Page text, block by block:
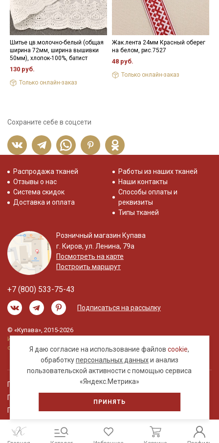
Шитье цв.молочно-белый (общая
ширина 72мм, ширина вышивки
50мм), хлопок-100%, батист
130 руб.
Только онлайн-заказ
Жак.лента 24мм Красный оберег
на белом, рис.7527
48 руб.
Только онлайн-заказ
Сохраните себе в соцсети
Я даю согласие на использование файловcookie,
обработкуперсональных данныхи анализ
пользовательской активности с помощью сервиса
«Яндекс.Метрика»
ПРИНЯТЬ
Распродажа тканей
Отзывы о нас
Система скидок
Доставка и оплата
Работы из наших тканей
Наши контакты
Способы оплаты и
реквизиты
Типы тканей
Розничный магазин Купава
г. Киров, ул. Ленина, 79а
Посмотреть на карте
Построить маршрут
+7 (800) 533-75-43
Подписаться на рассылку
© «Купава», 2015-2026
Информация на сайте не является публичной
офертой.
Правовая информация
Политика обработки персональных данных
Пользовательское соглашение